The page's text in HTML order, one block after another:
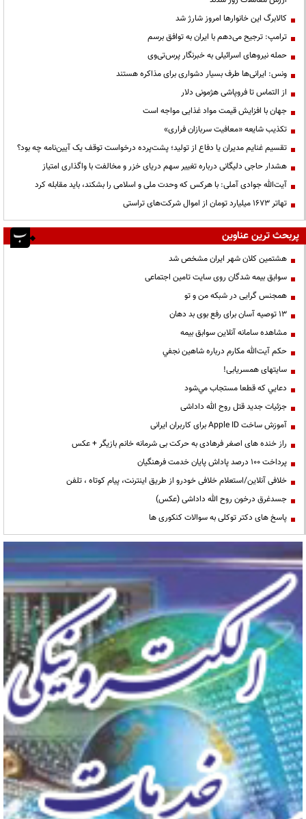
کالابرگ این خانوارها امروز شارژ شد
ترامپ: ترجیح می‌دهم با ایران به توافق برسم
حمله نیروهای اسرائیلی به خبرنگار پرس‌تی‌وی
ونس: ایرانی‌ها طرف بسیار دشواری برای مذاکره هستند
از التماس تا فروپاشی هژمونی دلار
جهان با افزایش قیمت مواد غذایی مواجه است
تکذیب شایعه «معافیت سربازان فراری»
تقسیم غنایم مدیران یا دفاع از تولید؛ پشت‌پرده درخواست توقف یک آیین‌نامه چه بود؟
هشدار حاجی دلیگانی درباره تغییر سهم دریای خزر و مخالفت با واگذاری امتیاز
آیت‌الله جوادی آملی: با هرکس که وحدت ملی و اسلامی را بشکند، باید مقابله کرد
تهاتر ۱۶۷۳ میلیارد تومان از اموال شرکت‌های تراستی
پربحث ترین عناوین
هشتمین کلان شهر ایران مشخص شد
سوابق بیمه شدگان روی سایت تامین اجتماعی
همجنس گرایی در شبکه من و تو
13 توصیه آسان برای رفع بوی بد دهان
مشاهده سامانه آنلاين سوابق بیمه
حكم آيت‌الله مكارم درباره شاهين نجفي
سایتهای همسریابی!
دعايي كه قطعا مستجاب مي‌شود
جزئیات جدید قتل روح الله داداشی
آموزش ساخت Apple ID برای کاربران ایرانی
راز خنده های اصغر فرهادی به حرکت بی شرمانه خانم بازیگر + عکس
پرداخت ۱۰۰ درصد پاداش پایان خدمت فرهنگیان
خلافی آنلاین/استعلام خلافی خودرو از طریق اینترنت، پیام کوتاه ، تلفن
جسدغرق درخون روح الله داداشی (عکس)
پاسخ های دکتر توکلی به سوالات کنکوری ها